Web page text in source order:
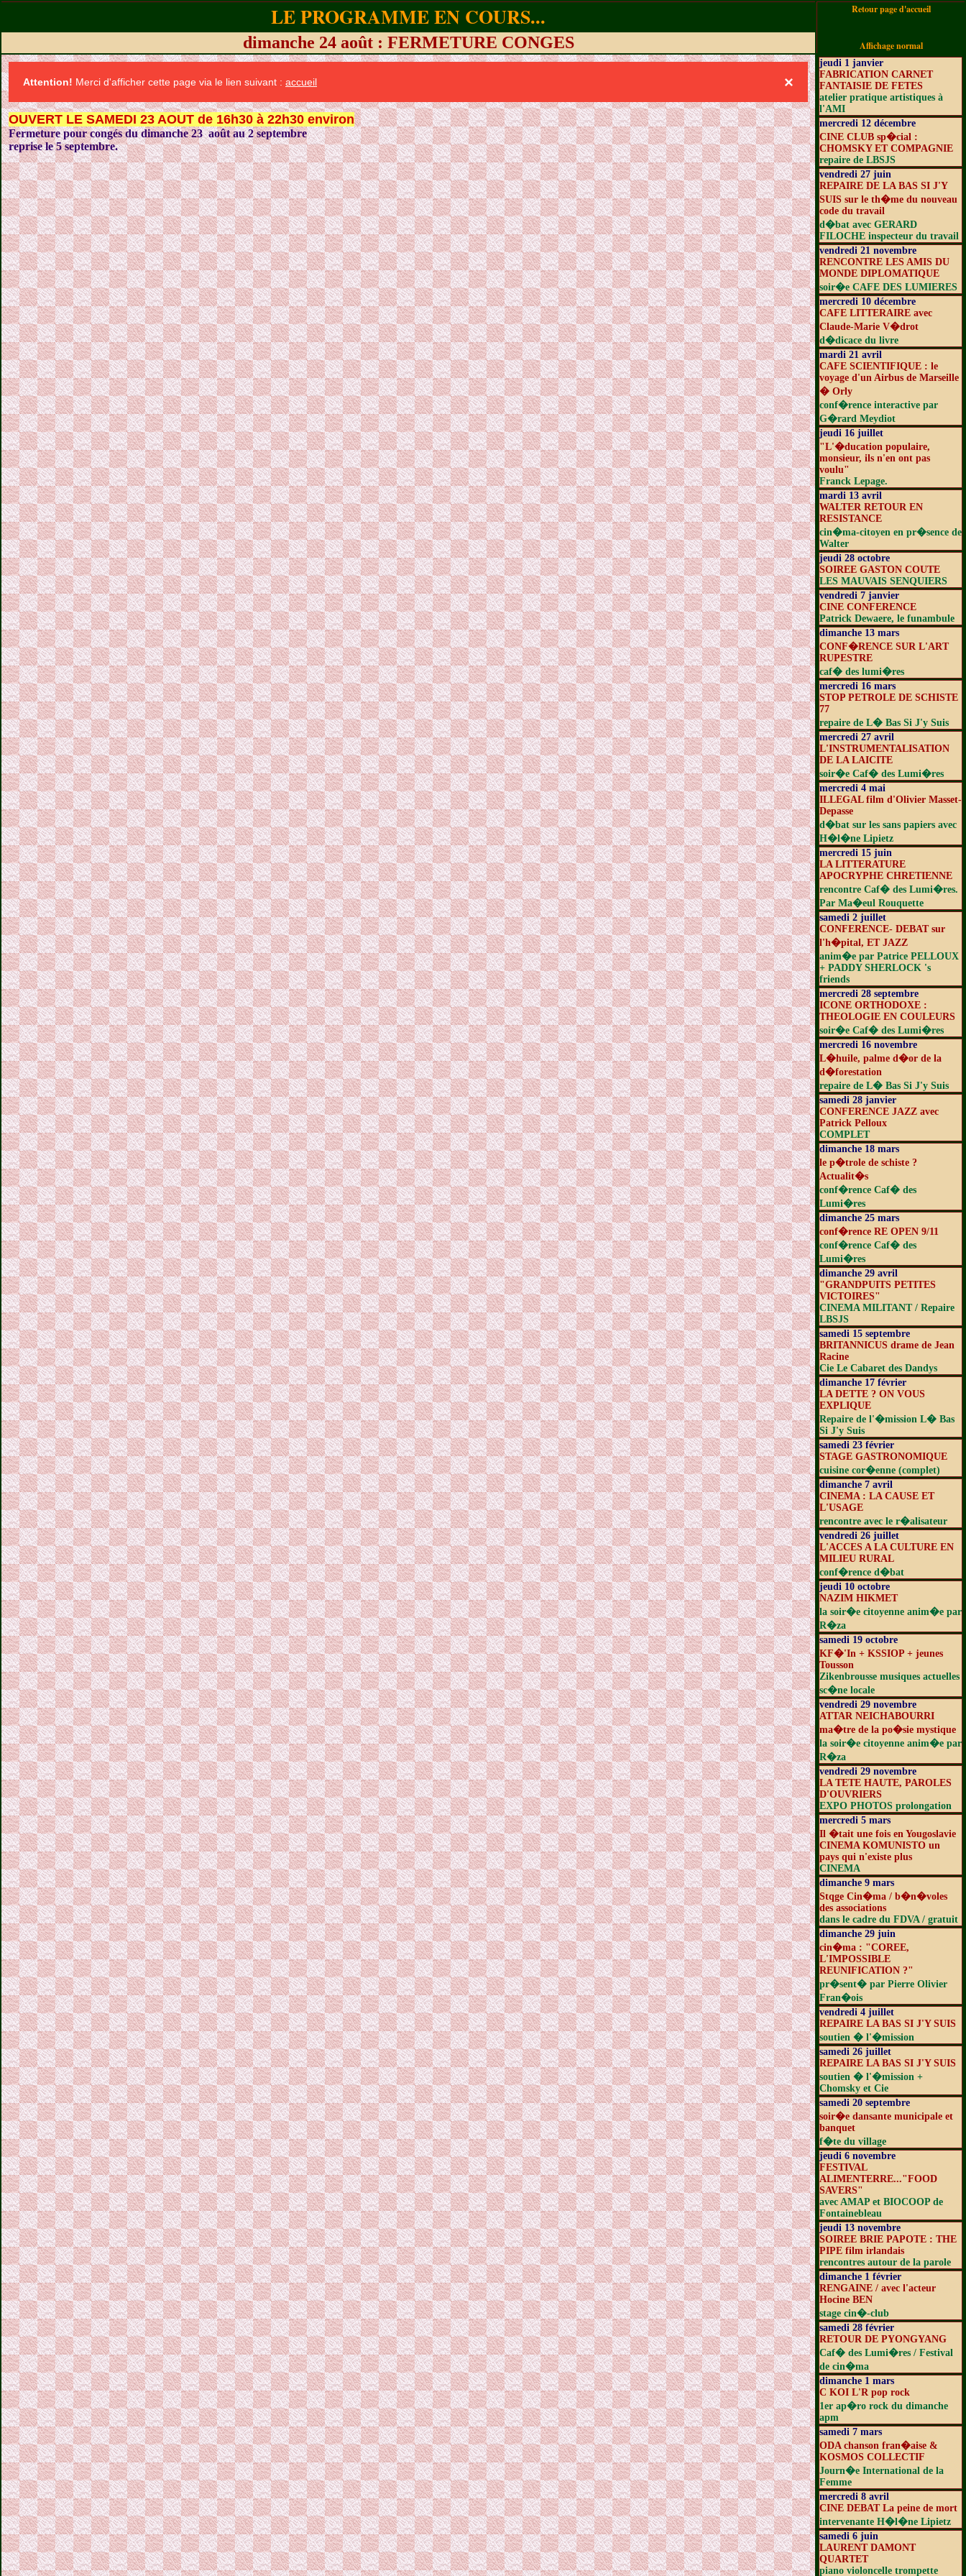
LE PROGRAMME EN COURS... Retour page d'accueil
Affichage normal
dimanche 24 août : FERMETURE CONGES
×
Attention! Merci d'afficher cette page via le lien suivant : accueil
OUVERT LE SAMEDI 23 AOUT de 16h30 à 22h30 environ
Fermeture pour congés du dimanche 23 août au 2 septembre
reprise le 5 septembre.
jeudi 1 janvier
FABRICATION CARNET
FANTAISIE DE FETES
atelier pratique artistiques à
l'AMI
mercredi 12 décembre
CINE CLUB sp�cial :
CHOMSKY ET COMPAGNIE
repaire de LBSJS
vendredi 27 juin
REPAIRE DE LA BAS SI J'Y
SUIS sur le th�me du nouveau
code du travail
d�bat avec GERARD
FILOCHE inspecteur du travail
vendredi 21 novembre
RENCONTRE LES AMIS DU
MONDE DIPLOMATIQUE
soir�e CAFE DES LUMIERES
mercredi 10 décembre
CAFE LITTERAIRE avec
Claude-Marie V�drot
d�dicace du livre
mardi 21 avril
CAFE SCIENTIFIQUE : le
voyage d'un Airbus de Marseille
� Orly
conf�rence interactive par
G�rard Meydiot
jeudi 16 juillet
"L'�ducation populaire,
monsieur, ils n'en ont pas
voulu"
Franck Lepage.
mardi 13 avril
WALTER RETOUR EN
RESISTANCE
cin�ma-citoyen en pr�sence de
Walter
jeudi 28 octobre
SOIREE GASTON COUTE
LES MAUVAIS SENQUIERS
vendredi 7 janvier
CINE CONFERENCE
Patrick Dewaere, le funambule
dimanche 13 mars
CONF�RENCE SUR L'ART
RUPESTRE
caf� des lumi�res
mercredi 16 mars
STOP PETROLE DE SCHISTE
77
repaire de L� Bas Si J'y Suis
mercredi 27 avril
L'INSTRUMENTALISATION
DE LA LAICITE
soir�e Caf� des Lumi�res
mercredi 4 mai
ILLEGAL film d'Olivier Masset-
Depasse
d�bat sur les sans papiers avec
H�l�ne Lipietz
mercredi 15 juin
LA LITTERATURE
APOCRYPHE CHRETIENNE
rencontre Caf� des Lumi�res.
Par Ma�eul Rouquette
samedi 2 juillet
CONFERENCE- DEBAT sur
l'h�pital, ET JAZZ
anim�e par Patrice PELLOUX
+ PADDY SHERLOCK 's
friends
mercredi 28 septembre
ICONE ORTHODOXE :
THEOLOGIE EN COULEURS
soir�e Caf� des Lumi�res
mercredi 16 novembre
L�huile, palme d�or de la
d�forestation
repaire de L� Bas Si J'y Suis
samedi 28 janvier
CONFERENCE JAZZ avec
Patrick Pelloux
COMPLET
dimanche 18 mars
le p�trole de schiste ?
Actualit�s
conf�rence Caf� des
Lumi�res
dimanche 25 mars
conf�rence RE OPEN 9/11
conf�rence Caf� des
Lumi�res
dimanche 29 avril
"GRANDPUITS PETITES
VICTOIRES"
CINEMA MILITANT / Repaire
LBSJS
samedi 15 septembre
BRITANNICUS drame de Jean
Racine
Cie Le Cabaret des Dandys
dimanche 17 février
LA DETTE ? ON VOUS
EXPLIQUE
Repaire de l'�mission L� Bas
Si J'y Suis
samedi 23 février
STAGE GASTRONOMIQUE
cuisine cor�enne (complet)
dimanche 7 avril
CINEMA : LA CAUSE ET
L'USAGE
rencontre avec le r�alisateur
vendredi 26 juillet
L'ACCES A LA CULTURE EN
MILIEU RURAL
conf�rence d�bat
jeudi 10 octobre
NAZIM HIKMET
la soir�e citoyenne anim�e par
R�za
samedi 19 octobre
KF�'In + KSSIOP + jeunes
Tousson
Zikenbrousse musiques actuelles
sc�ne locale
vendredi 29 novembre
ATTAR NEICHABOURRI
ma�tre de la po�sie mystique
la soir�e citoyenne anim�e par
R�za
vendredi 29 novembre
LA TETE HAUTE, PAROLES
D'OUVRIERS
EXPO PHOTOS prolongation
mercredi 5 mars
Il �tait une fois en Yougoslavie
CINEMA KOMUNISTO un
pays qui n'existe plus
CINEMA
dimanche 9 mars
Stqge Cin�ma / b�n�voles
des associations
dans le cadre du FDVA / gratuit
dimanche 29 juin
cin�ma : "COREE,
L'IMPOSSIBLE
REUNIFICATION ?"
pr�sent� par Pierre Olivier
Fran�ois
vendredi 4 juillet
REPAIRE LA BAS SI J'Y SUIS
soutien � l'�mission
samedi 26 juillet
REPAIRE LA BAS SI J'Y SUIS
soutien � l'�mission +
Chomsky et Cie
samedi 20 septembre
soir�e dansante municipale et
banquet
f�te du village
jeudi 6 novembre
FESTIVAL
ALIMENTERRE..."FOOD
SAVERS"
avec AMAP et BIOCOOP de
Fontainebleau
jeudi 13 novembre
SOIREE BRIE PAPOTE : THE
PIPE film irlandais
rencontres autour de la parole
dimanche 1 février
RENGAINE / avec l'acteur
Hocine BEN
stage cin�-club
samedi 28 février
RETOUR DE PYONGYANG
Caf� des Lumi�res / Festival
de cin�ma
dimanche 1 mars
C KOI L'R pop rock
1er ap�ro rock du dimanche
apm
samedi 7 mars
ODA chanson fran�aise &
KOSMOS COLLECTIF
Journ�e International de la
Femme
mercredi 8 avril
CINE DEBAT La peine de mort
intervenante H�l�ne Lipietz
samedi 6 juin
LAURENT DAMONT
QUARTET
piano violoncelle trompette